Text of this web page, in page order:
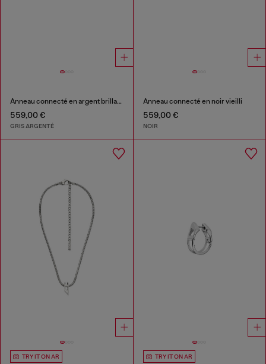
Anneau connecté en argent brillant
559,00 €
GRIS ARGENTÉ
Anneau connecté en noir vieilli
559,00 €
NOIR
TRY IT ON AR TRY IT ON AR